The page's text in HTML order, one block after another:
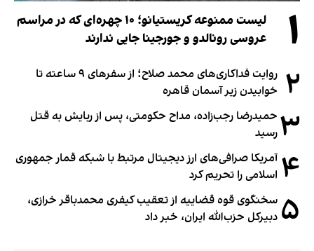
۱
لیست ممنوعه کریستیانو؛ ۱۰ چهره‌ای که در مراسم
عروسی رونالدو و جورجینا جایی ندارند
۲
روایت فداکاری‌های محمد صلاح؛ از سفرهای ۹ ساعته تا
خوابیدن زیر آسمان قاهره
۳ حمیدرضا رجب‌زاده، مداح حکومتی، پس از ربایش به قتل
رسید
۴ آمریکا صرافی‌های ارز دیجیتال مرتبط با شبکه قمار جمهوری
اسلامی را تحریم کرد
۵ سخنگوی قوه قضاییه از تعقیب کیفری محمدباقر خرازی،
دبیر‌کل حزب‌الله ایران، خبر داد